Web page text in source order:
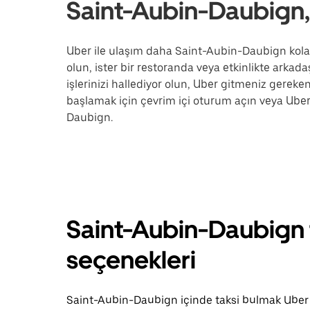
Saint-Aubin-
Uber ile ulaşım daha Saint-Aubin-Daubign
olun, ister bir restoranda veya etkinlikte
işlerinizi hallediyor olun, Uber gitmeniz
başlamak için çevrim içi oturum açın veya
Daubign.
Saint-Aubin-
seçenekleri
Saint-Aubin-Daubign içinde taksi bulmak Uber